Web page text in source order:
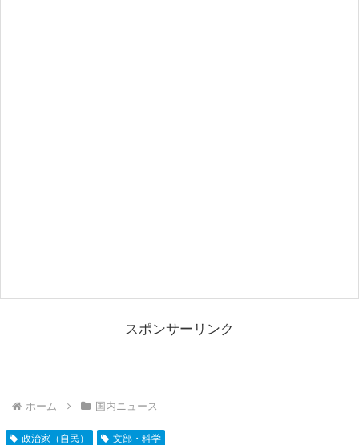
スポンサーリンク
ホーム 国内ニュース
政治家（自民） 文部・科学